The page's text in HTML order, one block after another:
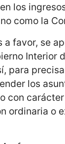
los
como la
a favor, se
Interior
para
los
con
ordinaria o